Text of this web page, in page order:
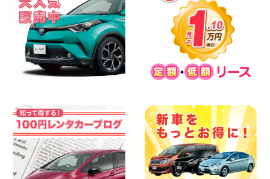
横浜弥生台店限定!!夏季特別キャンペーン
のお知らせ!! 神奈川県 横浜弥生台店
100円レンタカー 横浜弥生台
2026年08月08日
2026三河安城店お盆休みご連絡 愛知県
三河安城店
100円レンタカー 三河安城
2026年08月08日
戸店
100円レンタカー 杉戸
2026年08月07日
佐渡でのドライブは安全第一!交通事故に
ご注意ください 新潟県 佐渡空港店
100円レンタカー 佐渡空港
2026年08月07日